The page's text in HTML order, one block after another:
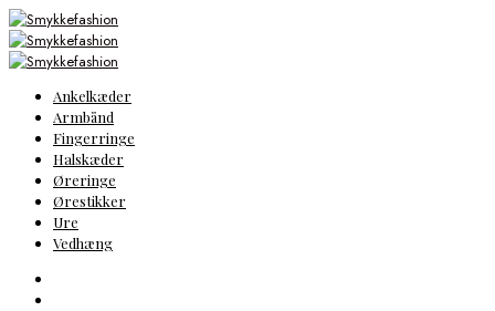
Ankelkæder
Armbånd
Fingerringe
Halskæder
Øreringe
Ørestikker
Ure
Vedhæng